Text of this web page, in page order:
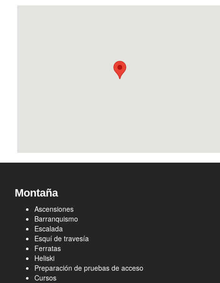
Montaña
Ascensiones
Barranquismo
Escalada
Esquí de travesía
Ferratas
Heliski
Preparación de pruebas de acceso
Cursos